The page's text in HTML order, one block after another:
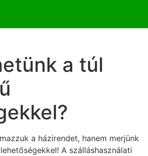
a túl
a házirendet, hanem merjünk
A szálláshasználati